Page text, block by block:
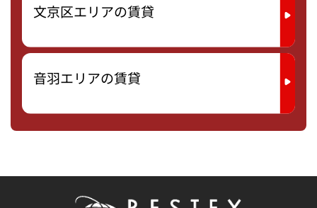
文京区エリアの賃貸
音羽エリアの賃貸